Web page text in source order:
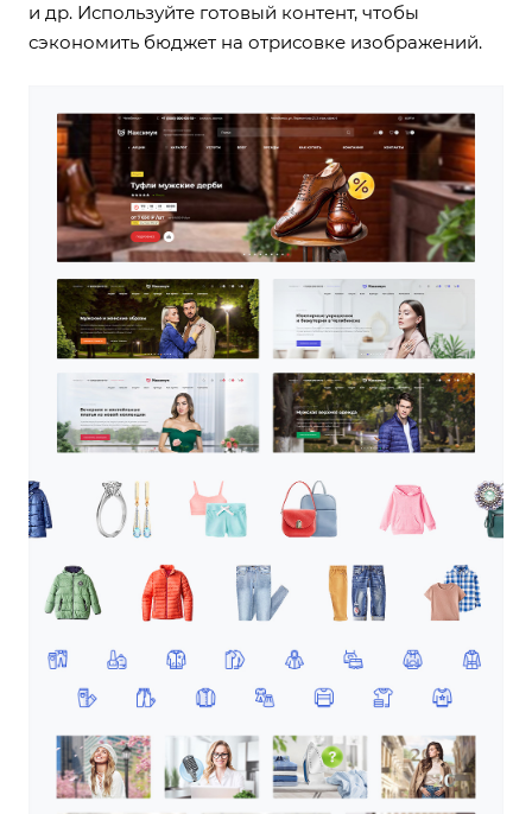
и др. Используйте готовый контент, чтобы
сэкономить бюджет на отрисовке изображений.